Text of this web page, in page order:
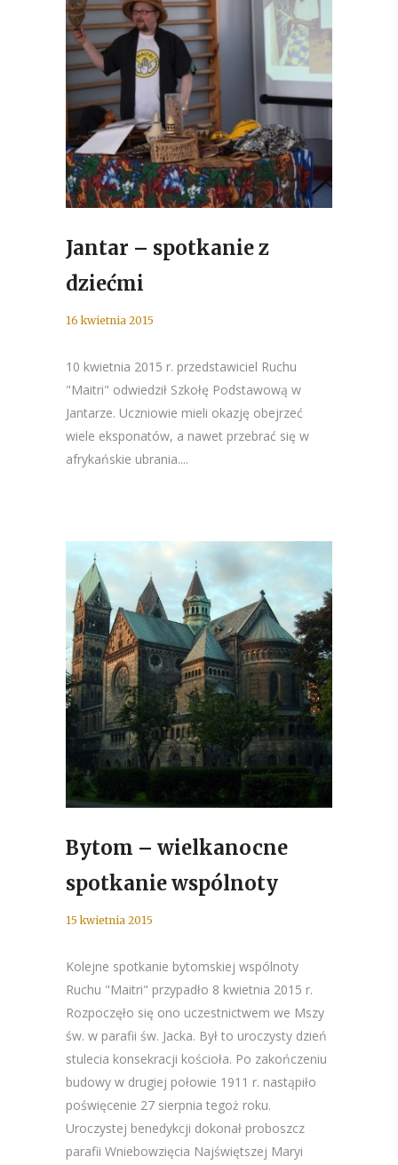
Jantar – spotkanie z
dziećmi
16 kwietnia 2015
10 kwietnia 2015 r. przedstawiciel Ruchu
"Maitri" odwiedził Szkołę Podstawową w
Jantarze. Uczniowie mieli okazję obejrzeć
wiele eksponatów, a nawet przebrać się w
afrykańskie ubrania....
Bytom – wielkanocne
spotkanie wspólnoty
15 kwietnia 2015
Kolejne spotkanie bytomskiej wspólnoty
Ruchu "Maitri" przypadło 8 kwietnia 2015 r.
Rozpoczęło się ono uczestnictwem we Mszy
św. w parafii św. Jacka. Był to uroczysty dzień
stulecia konsekracji kościoła. Po zakończeniu
budowy w drugiej połowie 1911 r. nastąpiło
poświęcenie 27 sierpnia tegoż roku.
Uroczystej benedykcji dokonał proboszcz
parafii Wniebowzięcia Najświętszej Maryi